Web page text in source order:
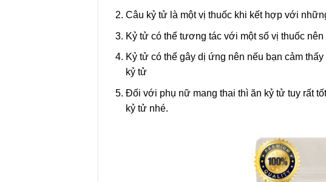
Câu kỷ tử là một vị thuốc khi kết hợp với
Kỷ tử có thể tương tác với một số vị thuốc
Kỷ tử có thể gây dị ứng nên nếu bạn cảm
kỷ tử
Đối với phụ nữ mang thai thì ăn kỷ tử tuy rất
kỷ tử nhé.